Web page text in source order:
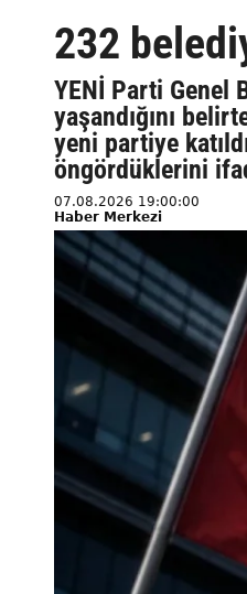
232
YENİ Parti Genel
yaşandığını
yeni partiye
öngördüklerini
07.08.2026 19:00:00
Haber Merkezi